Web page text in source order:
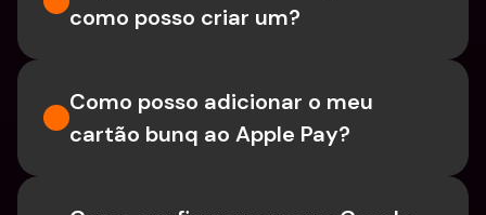
como posso criar um?
Como posso adicionar o meu
cartão bunq ao Apple Pay?